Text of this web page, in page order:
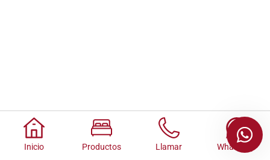
Inicio Productos Llamar Whatsapp